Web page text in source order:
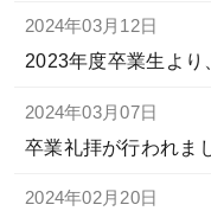
2024年03月12日
2023年度卒業生より
2024年03月07日
卒業礼拝が行われま
2024年02月20日